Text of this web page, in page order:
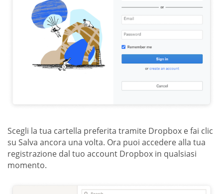
Scegli la tua cartella preferita tramite Dropbox e fai clic
su Salva ancora una volta. Ora puoi accedere alla tua
registrazione dal tuo account Dropbox in qualsiasi
momento.